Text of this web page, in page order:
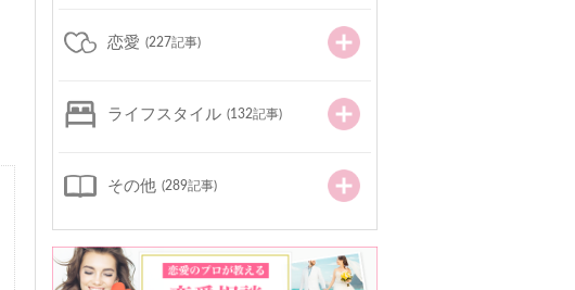
恋愛 (227記事)
ライフスタイル (132記事)
その他 (289記事)